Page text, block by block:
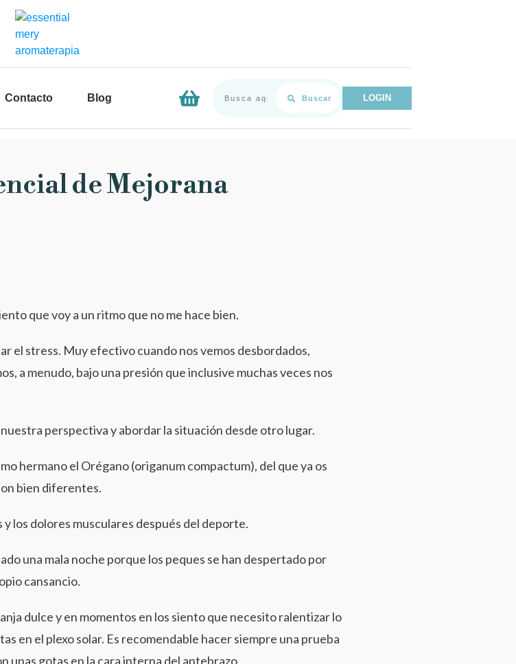
Contacto Blog Buscar LOGIN
de Mejorana
que voy a un ritmo que no me hace bien.
el stress. Muy efectivo cuando nos vemos desbordados,
a menudo, bajo una presión que inclusive muchas veces nos
perspectiva y abordar la situación desde otro lugar.
hermano el Orégano (origanum compactum), del que ya os
bien diferentes.
los dolores musculares después del deporte.
una mala noche porque los peques se han despertado por
cansancio.
dulce y en momentos en los siento que necesito ralentizar lo
en el plexo solar. Es recomendable hacer siempre una prueba
unas gotas en la cara interna del antebrazo.